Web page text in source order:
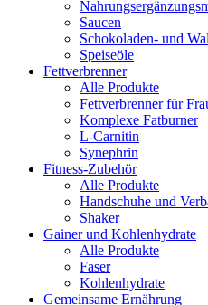
Saucen
Schokoladen- und
Speiseöle
Fettverbrenner
Alle Produkte
Fettverbrenner für
Komplexe Fatburner
L-Carnitin
Synephrin
Fitness-Zubehör
Alle Produkte
Handschuhe und
Shaker
Gainer und Kohlenhydrate
Alle Produkte
Faser
Kohlenhydrate
Gemeinsame Ernährung